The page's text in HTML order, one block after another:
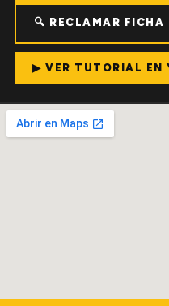
🔍 RECLAMAR FICHA
▶ VER TUTORIAL EN